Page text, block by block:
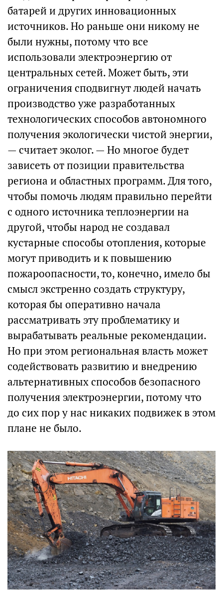
батарей и других инновационных
источников. Но раньше они никому не
были нужны, потому что все
использовали электроэнергию от
центральных сетей. Может быть, эти
ограничения сподвигнут людей начать
производство уже разработанных
технологических способов автономного
получения экологически чистой энергии,
— считает эколог. — Но многое будет
зависеть от позиции правительства
региона и областных программ. Для того,
чтобы помочь людям правильно перейти
с одного источника теплоэнергии на
другой, чтобы народ не создавал
кустарные способы отопления, которые
могут приводить и к повышению
пожароопасности, то, конечно, имело бы
смысл экстренно создать структуру,
которая бы оперативно начала
рассматривать эту проблематику и
вырабатывать реальные рекомендации.
Но при этом региональная власть может
содействовать развитию и внедрению
альтернативных способов безопасного
получения электроэнергии, потому что
до сих пор у нас никаких подвижек в этом
плане не было.